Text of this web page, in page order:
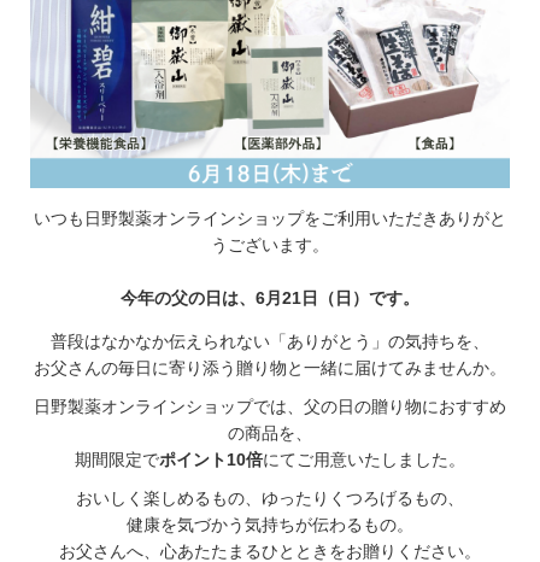
いつも日野製薬オンラインショップをご利用いただきありがと
うございます。
今年の父の日は、6月21日（日）です。
普段はなかなか伝えられない「ありがとう」の気持ちを、
お父さんの毎日に寄り添う贈り物と一緒に届けてみませんか。
日野製薬オンラインショップでは、父の日の贈り物におすすめ
の商品を、
期間限定でポイント10倍にてご用意いたしました。
おいしく楽しめるもの、ゆったりくつろげるもの、
健康を気づかう気持ちが伝わるもの。
お父さんへ、心あたたまるひとときをお贈りください。